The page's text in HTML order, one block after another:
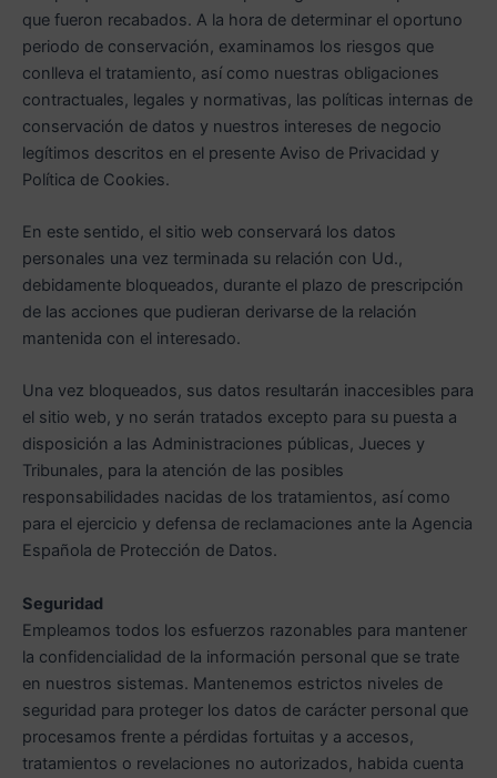
que fueron recabados. A la hora de determinar el oportuno
periodo de conservación, examinamos los riesgos que
conlleva el tratamiento, así como nuestras obligaciones
contractuales, legales y normativas, las políticas internas de
conservación de datos y nuestros intereses de negocio
legítimos descritos en el presente Aviso de Privacidad y
Política de Cookies.
En este sentido, el sitio web conservará los datos
personales una vez terminada su relación con Ud.,
debidamente bloqueados, durante el plazo de prescripción
de las acciones que pudieran derivarse de la relación
mantenida con el interesado.
Una vez bloqueados, sus datos resultarán inaccesibles para
el sitio web, y no serán tratados excepto para su puesta a
disposición a las Administraciones públicas, Jueces y
Tribunales, para la atención de las posibles
responsabilidades nacidas de los tratamientos, así como
para el ejercicio y defensa de reclamaciones ante la Agencia
Española de Protección de Datos.
Seguridad
Empleamos todos los esfuerzos razonables para mantener
la confidencialidad de la información personal que se trate
en nuestros sistemas. Mantenemos estrictos niveles de
seguridad para proteger los datos de carácter personal que
procesamos frente a pérdidas fortuitas y a accesos,
tratamientos o revelaciones no autorizados, habida cuenta